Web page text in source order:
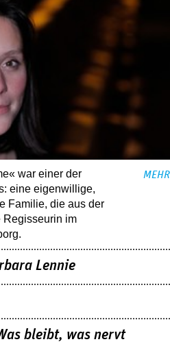
war einer der
eine eigenwillige,
­Familie, die aus der
im
MEHR
Lennie
bleibt, was nervt